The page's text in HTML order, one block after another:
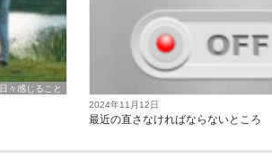
日々感じること
2024年11月12日
最近の直さなければならないところ